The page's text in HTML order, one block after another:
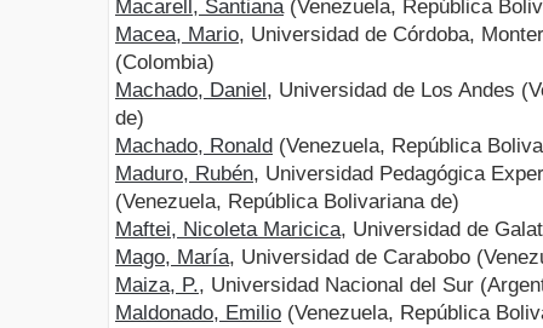
Macarell, Santiana(Venezuela, República
Macea, Mario, Universidad de Córdoba,
(Colombia)
Machado, Daniel , Universidad de Los Andes
de)
Machado, Ronald (Venezuela, República
Maduro, Rubén, Universidad Pedagógica
(Venezuela, República Bolivariana de)
Maftei, Nicoleta Maricica, Universidad de
Mago, María, Universidad de Carabobo
Maiza, P., Universidad Nacional del Sur
Maldonado, Emilio (Venezuela, República